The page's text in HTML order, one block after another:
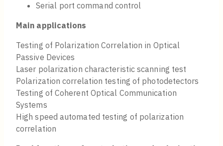
Serial port command control
Main applications
Testing of Polarization Correlation in Optical
Passive Devices
Laser polarization characteristic scanning test
Polarization correlation testing of photodetectors
Testing of Coherent Optical Communication
Systems
High speed automated testing of polarization
correlation